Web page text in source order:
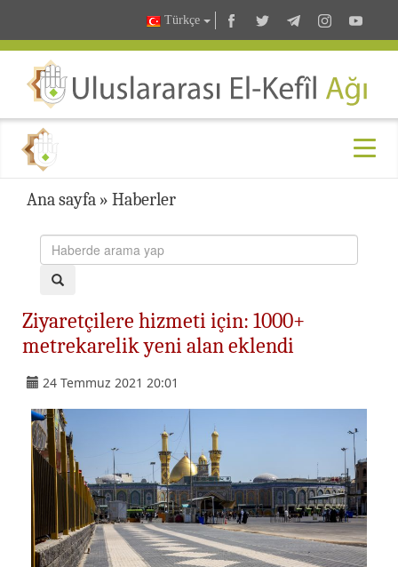
Türkçe
Ana sayfa » Haberler
Ziyaretçilere hizmeti için: 1000+
metrekarelik yeni alan eklendi
24 Temmuz 2021 20:01